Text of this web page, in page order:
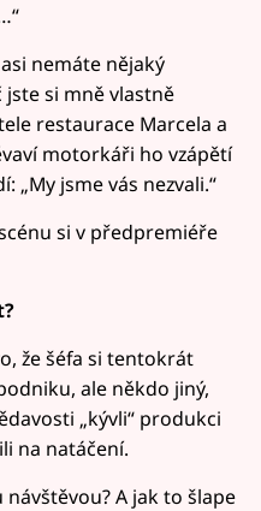
nemáte nějaký
si mně vlastně
restaurace Marcela a
motorkáři ho vzápětí
„My jsme vás nezvali.“
si v předpremiéře
že šéfa si tentokrát
ale někdo jiný,
„kývli“ produkci
na natáčení.
A jak to šlape